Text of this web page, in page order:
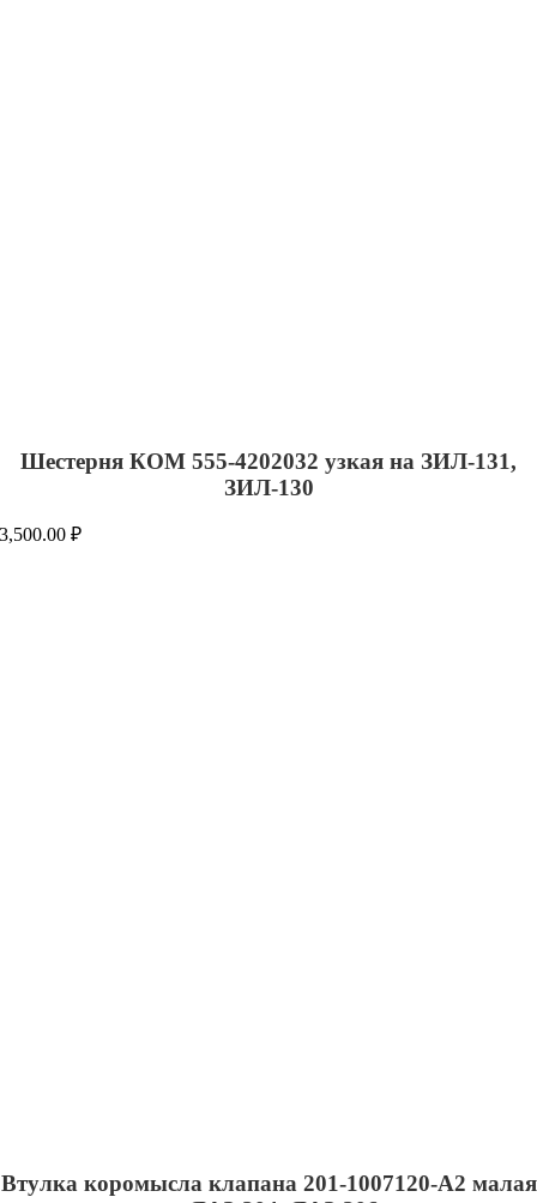
Шестерня КОМ 555-4202032 узкая на ЗИЛ-131,
ЗИЛ-130
3,500.00₽
Втулка коромысла клапана 201-1007120-А2 малая